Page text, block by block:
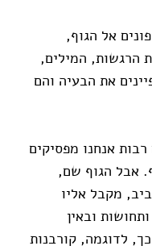
אל הגוף,
הרגשות, המילים,
את הבעיה והם
אנחנו מפסיקים
אבל הגוף שם,
מקבל אליו
ובאין
לדוגמה, קורבנות